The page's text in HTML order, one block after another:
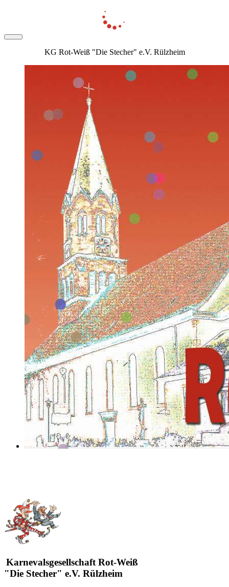
KG Rot-Weiß "Die Stecher" e.V. Rülzheim
Karnevalsgesellschaft Rot-Weiß
"Die Stecher" e.V. Rülzheim